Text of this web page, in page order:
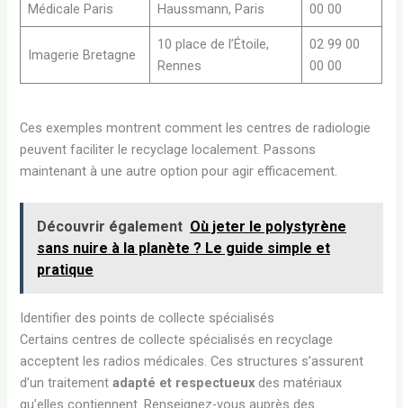
Médicale Paris
Haussmann, Paris
00 00
Imagerie Bretagne
10 place de l’Étoile,
Rennes
02 99 00
00 00
Ces exemples montrent comment les centres de radiologie
peuvent faciliter le recyclage localement. Passons
maintenant à une autre option pour agir efficacement.
Découvrir également Où jeter le polystyrène
sans nuire à la planète ? Le guide simple et
pratique
Identifier des points de collecte spécialisés
Certains centres de collecte spécialisés en recyclage
acceptent les radios médicales. Ces structures s’assurent
d’un traitementadapté et respectueux des matériaux
qu’elles contiennent. Renseignez-vous auprès des